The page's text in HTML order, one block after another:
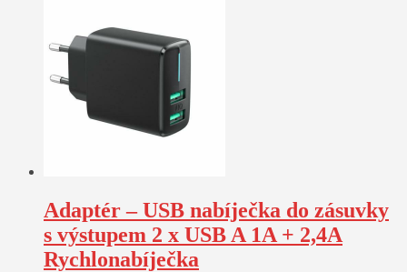
Adaptér – USB nabíječka do zásuvky
s výstupem 2 x USB A 1A + 2,4A
Rychlonabíječka